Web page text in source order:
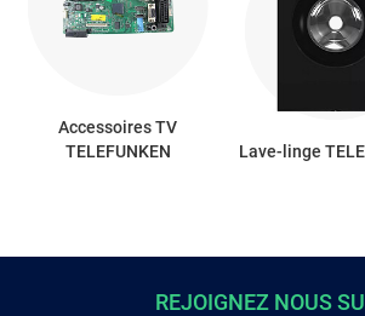
Accessoires TV
TELEFUNKEN
Lave-linge
REJOIGNEZ NOUS